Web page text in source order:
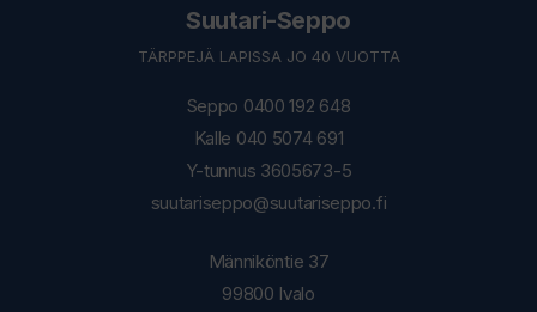
Suutari-Seppo
TÄRPPEJÄ LAPISSA JO 40 VUOTTA
Seppo 0400 192 648
Kalle 040 5074 691
Y-tunnus 3605673-5
suutariseppo@suutariseppo.fi
Männiköntie 37
99800 Ivalo